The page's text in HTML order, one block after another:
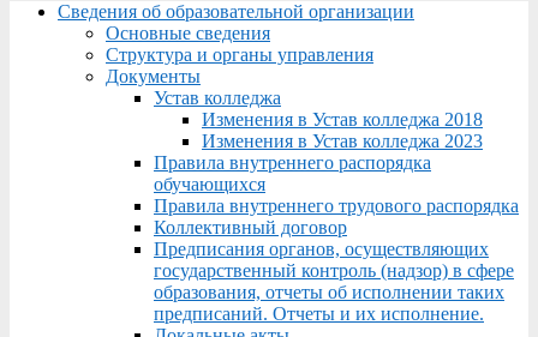
Menu
Сведения об образовательной организации
Основные сведения
Структура и органы управления
Документы
Устав колледжа
Изменения в Устав колледжа 2018
Изменения в Устав колледжа 2023
Правила внутреннего распорядка
обучающихся
Правила внутреннего трудового распорядка
Коллективный договор
Предписания органов, осуществляющих
государственный контроль (надзор) в сфере
образования, отчеты об исполнении таких
предписаний. Отчеты и их исполнение.